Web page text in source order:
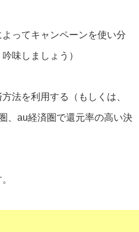
ってキャンペーンを使い分
味しましょう）
法を利用する（もしくは、
、au経済圏で還元率の高い決